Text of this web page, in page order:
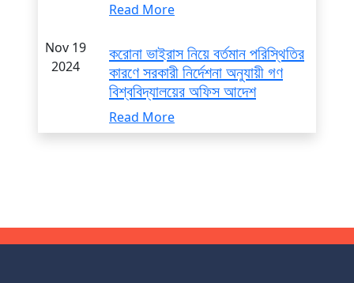
Read More
Nov 19
2024
করোনা ভাইরাস নিয়ে বর্তমান পরিস্থিতির
কারণে সরকারী নির্দেশনা অনুযায়ী গণ
বিশ্ববিদ্যালয়ের অফিস আদেশ
Read More